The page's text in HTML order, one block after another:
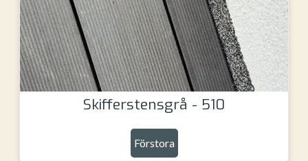
Skifferstensgrå - 510
Förstora